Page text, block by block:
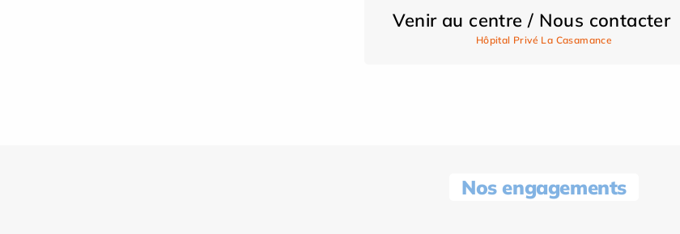
Venir au centre / Nous contacter
Hôpital Privé La Casamance
Nos engagements